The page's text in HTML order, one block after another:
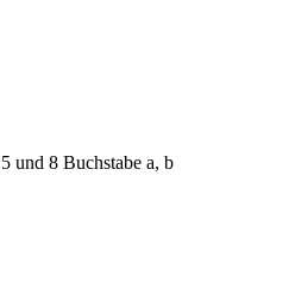
und 8 Buchstabe a, b